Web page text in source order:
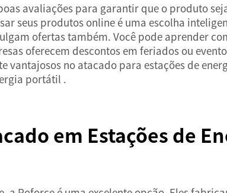
avaliações para garantir que o produto
seus produtos online é uma escolha
ofertas também. Você pode aprender
oferecem descontos em feriados ou
vantajosos no atacado para estações de
portátil .
em Estações de